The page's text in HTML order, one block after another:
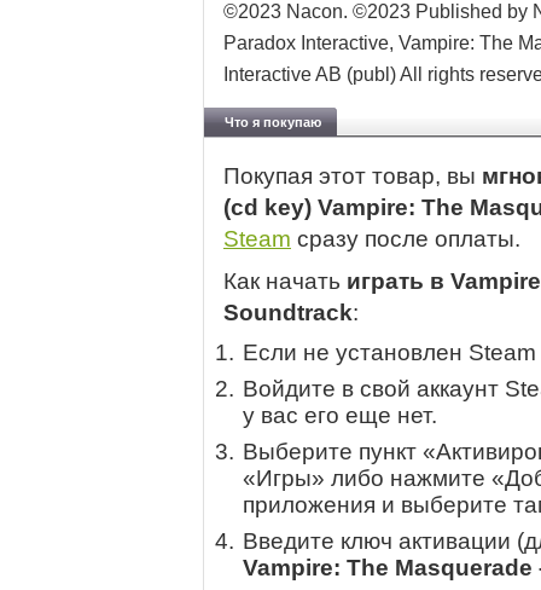
©2023 Nacon. ©2023 Published by
Paradox Interactive, Vampire: The
Interactive AB (publ) All rights
Что я покупаю
Покупая этот товар, вы
(cd key) Vampire: The
Steam сразу после оплаты.
Как начать играть в
Soundtrack:
Если не установлен
Войдите в свой аккаунт
у вас его еще нет.
Выберите пункт
«Игры» либо нажмите
приложения и выберите
Введите ключ активации
Vampire: The